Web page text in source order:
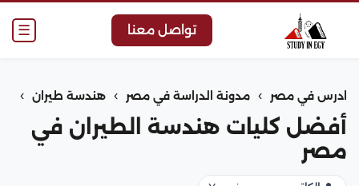
☰ تواصل معنا
ادرس في مصر › مدونة الدراسة في مصر › هندسة طيران ›
أفضل كليات هندسة الطيران في
مصر